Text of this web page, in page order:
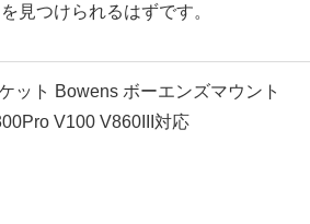
見つけられるはずです。
ット Bowens ボーエンズマウント
V100 V860III対応